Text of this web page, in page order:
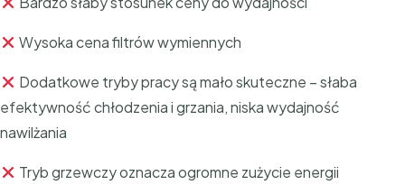
Wysoka cena filtrów wymiennych
Dodatkowe tryby pracy są mało skuteczne – słaba
efektywność chłodzenia i grzania, niska wydajność
nawilżania
Tryb grzewczy oznacza ogromne zużycie energii